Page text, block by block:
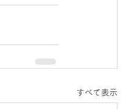
すべて表示